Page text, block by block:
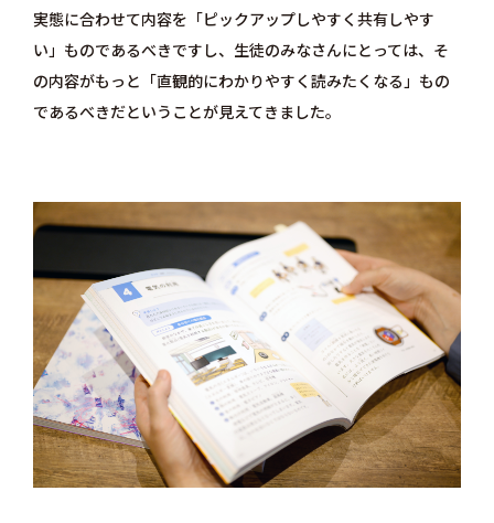
実態に合わせて内容を「ピックアップしやすく共有しやす
い」ものであるべきですし、生徒のみなさんにとっては、そ
の内容がもっと「直観的にわかりやすく読みたくなる」もの
であるべきだということが見えてきました。